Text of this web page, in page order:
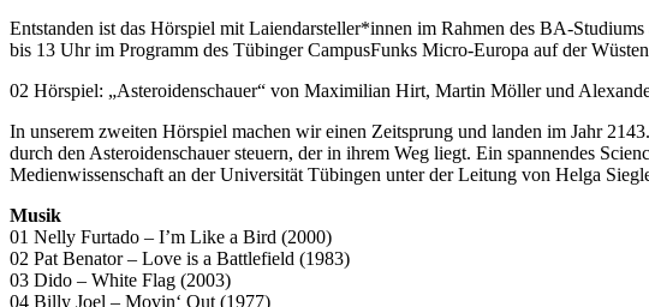
Entstanden ist das Hörspiel mit Laiendarsteller*innen im Rahmen des BA-
bis 13 Uhr im Programm des Tübinger CampusFunks Micro-Europa auf der
02 Hörspiel: „Asteroidenschauer“ von Maximilian Hirt, Martin Möller und
In unserem zweiten Hörspiel machen wir einen Zeitsprung und landen im Jahr
durch den Asteroidenschauer steuern, der in ihrem Weg liegt. Ein spannendes
Medienwissenschaft an der Universität Tübingen unter der Leitung von Helga
Musik
01 Nelly Furtado – I’m Like a Bird (2000)
02 Pat Benator – Love is a Battlefield (1983)
03 Dido – White Flag (2003)
04 Billy Joel – Movin‘ Out (1977)